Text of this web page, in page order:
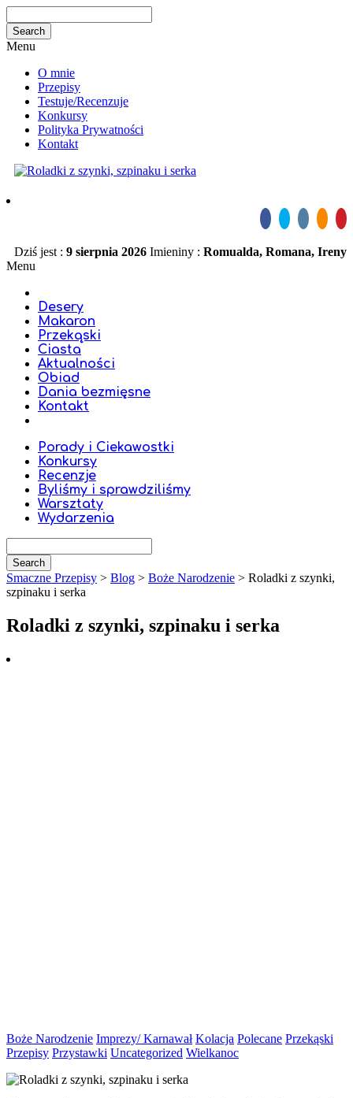
Menu
O mnie
Przepisy
Testuje/Recenzuje
Konkursy
Polityka Prywatności
Kontakt
Dziś jest : 9 sierpnia 2026 Imieniny : Romualda, Romana, Ireny
Menu
Desery
Makaron
Przekąski
Ciasta
Aktualności
Obiad
Dania bezmięsne
Kontakt
Porady i Ciekawostki
Konkursy
Recenzje
Byliśmy i sprawdziliśmy
Warsztaty
Wydarzenia
Smaczne Przepisy > Blog > Boże Narodzenie > Roladki z szynki,
szpinaku i serka
Roladki z szynki, szpinaku i serka
Boże Narodzenie Imprezy/ Karnawał Kolacja Polecane Przekąski
Przepisy Przystawki Uncategorized Wielkanoc